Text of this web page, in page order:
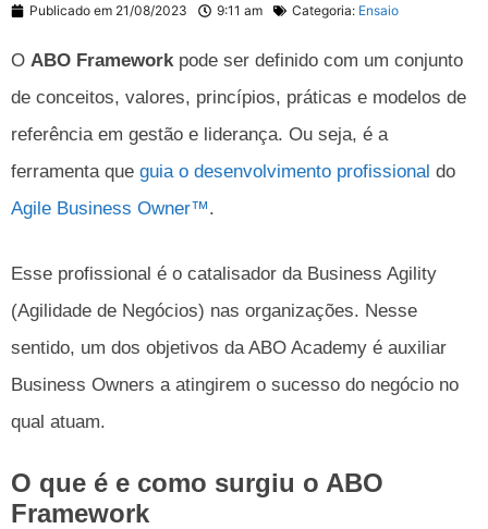
Publicado em 21/08/2023 9:11 am Categoria: Ensaio
O ABO Framework pode ser definido com um conjunto
de conceitos, valores, princípios, práticas e modelos de
referência em gestão e liderança. Ou seja, é a
ferramenta que guia o desenvolvimento profissional do
Agile Business Owner™.
Esse profissional é o catalisador da Business Agility
(Agilidade de Negócios) nas organizações. Nesse
sentido, um dos objetivos da ABO Academy é auxiliar
Business Owners a atingirem o sucesso do negócio no
qual atuam.
O que é e como surgiu o ABO
Framework